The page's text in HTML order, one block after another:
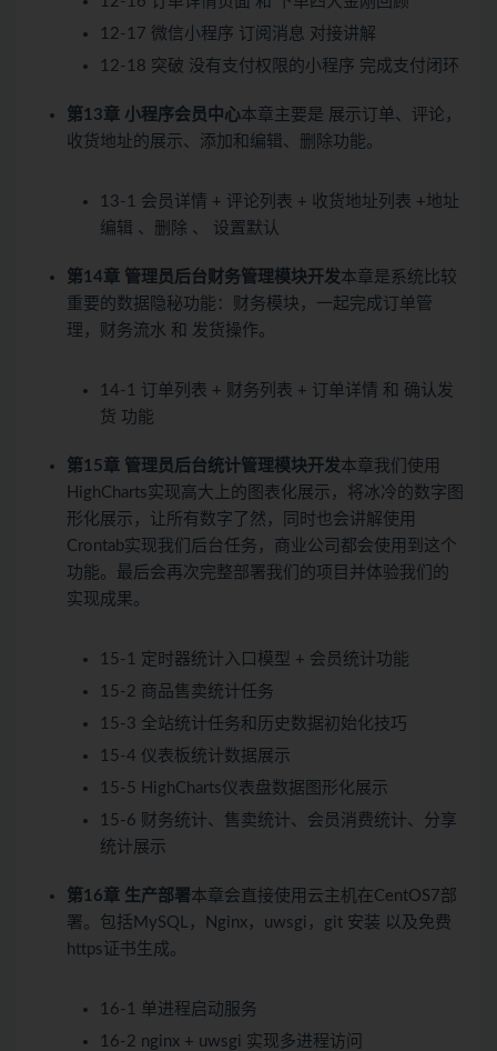
12-17 微信小程序 订阅消息 对接讲解
12-18 突破 没有支付权限的小程序 完成支付闭环
第13章 小程序会员中心本章主要是 展示订单、评论，
收货地址的展示、添加和编辑、删除功能。
13-1 会员详情 + 评论列表 + 收货地址列表 +地址
编辑 、删除 、 设置默认
第14章 管理员后台财务管理模块开发本章是系统比较
重要的数据隐秘功能：财务模块，一起完成订单管
理，财务流水 和 发货操作。
14-1 订单列表 + 财务列表 + 订单详情 和 确认发
货 功能
第15章 管理员后台统计管理模块开发本章我们使用
HighCharts实现高大上的图表化展示，将冰冷的数字图
形化展示，让所有数字了然，同时也会讲解使用
Crontab实现我们后台任务，商业公司都会使用到这个
功能。最后会再次完整部署我们的项目并体验我们的
实现成果。
15-1 定时器统计入口模型 + 会员统计功能
15-2 商品售卖统计任务
15-3 全站统计任务和历史数据初始化技巧
15-4 仪表板统计数据展示
15-5 HighCharts仪表盘数据图形化展示
15-6 财务统计、售卖统计、会员消费统计、分享
统计展示
第16章 生产部署本章会直接使用云主机在CentOS7部
署。包括MySQL，Nginx，uwsgi，git 安装 以及免费
https证书生成。
16-1 单进程启动服务
16-2 nginx + uwsgi 实现多进程访问